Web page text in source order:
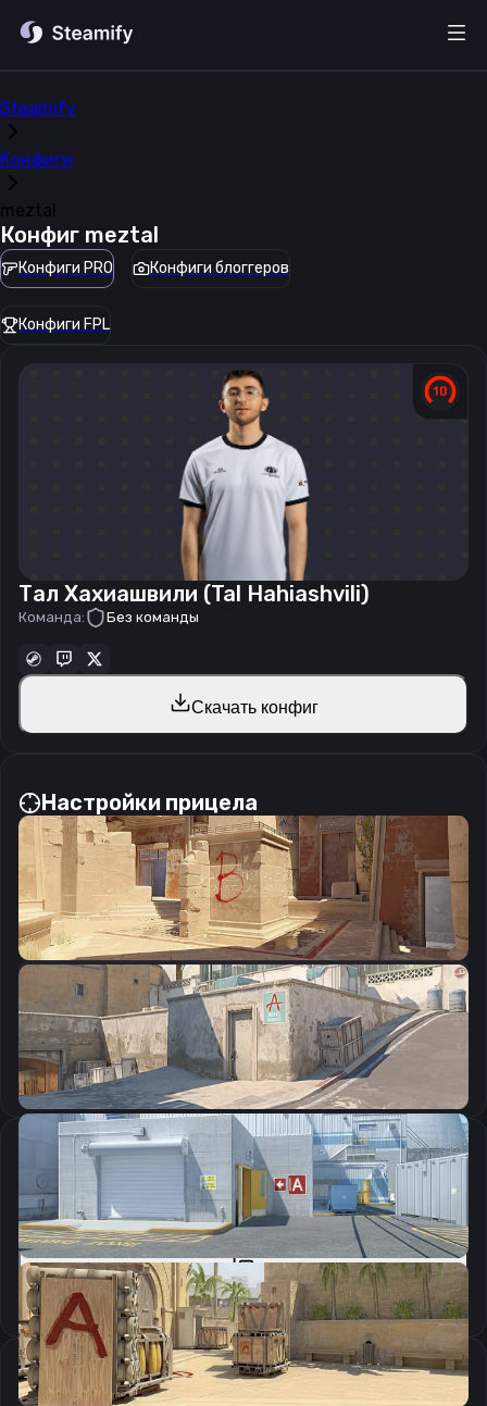
Steamify
Конфиги
meztal
Конфиг meztal
Конфиги PRO Конфиги блоггеров
Конфиги FPL
Тал Хахиашвили (Tal Hahiashvili)
Команда: Без команды
Скачать конфиг
Настройки прицела
CSGO-NRwft-SHvpA-Ph6NM-dXNEQ-Rx6KQ
Скопировать
Параметры запуска
Скопировать
Настройки мыши